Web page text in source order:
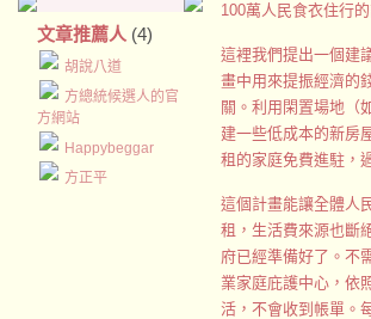
文章推薦人 (4)
胡說八道
方總統候選人的官
方網站
Happybeggar
方正平
100萬人民食衣住行
這裡我們提出一個建
畫中用來提振經濟的
關。利用閑置場地（
建一些低成本的新房
租的家庭免費進駐，
這個計畫能讓全體人
租，生活費來源也斷
府已經準備好了。不
業家庭庇護中心，依
活，不會收到帳單。